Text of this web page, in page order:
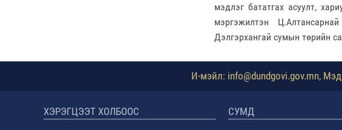
мэдлэг бататгах асуулт,
мэргэжилтэн
Дэлгэрхангай сумын төрийн
И-мэйл: info@dundgovi.gov.mn,
ХЭРЭГЦЭЭТ ХОЛБООС СУМД